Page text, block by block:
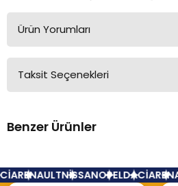
Ürün Yorumları
Bu ürüne ilk yorumu
Taksit Seçenekleri
Benzer Ürünler
RENAULTNİSSANOPELDACİA